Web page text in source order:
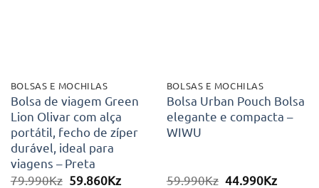
BOLSAS E MOCHILAS
Bolsa de viagem Green
Lion Olivar com alça
portátil, fecho de zíper
durável, ideal para
viagens – Preta
79.990Kz O
59.860KzO
BOLSAS E MOCHILAS
Bolsa Urban Pouch Bolsa
elegante e compacta –
WIWU
59.990Kz O
44.990KzO